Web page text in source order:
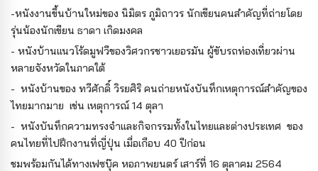
-หนังงานขึ้นบ้านใหม่ของ นิมิตร ภูมิถาวร นักเขียนคนสำคัญที่ถ่ายโดย
รุ่นน้องนักเขียน ธาดา เกิดมงคล
- หนังบ้านแนวโร้ดมูฟวีของวิศวกรชาวเยอรมัน ผู้ขับรถท่องเที่ยวผ่าน
หลายจังหวัดในภาคใต้
- หนังบ้านของ ทวีศักดิ์ วิรยศิริ คนถ่ายหนังบันทึกเหตุการณ์สำคัญของ
ไทยมากมาย เช่น เหตุการณ์ 14 ตุลา
- หนังบันทึกความทรงจำและกิจกรรมทั้งในไทยและต่างประเทศ ของ
คนไทยที่ไปฝึกงานที่ญี่ปุ่น เมื่อเกือบ 40 ปีก่อน
ชมพร้อมกันได้ทางเฟซบุ๊ค หอภาพยนตร์ เสาร์ที่ 16 ตุลาคม 2564